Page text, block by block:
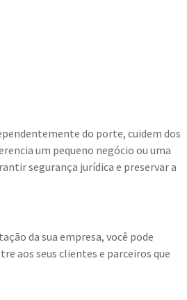
do porte, cuidem dos
um pequeno negócio ou uma
segurança jurídica e preservar a
da sua empresa, você pode
aos seus clientes e parceiros que